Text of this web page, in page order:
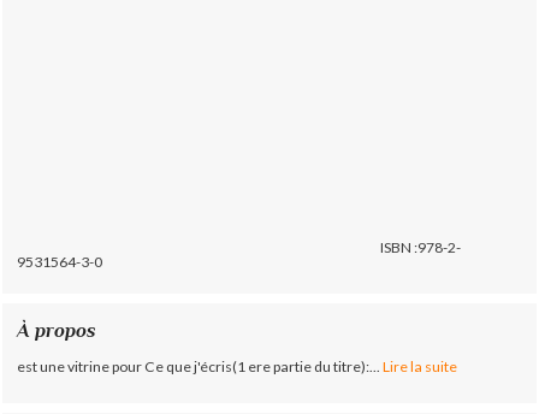
ISBN :978-2-
9531564-3-0
À propos
est une vitrine pour Ce que j'écris(1 ere partie du titre):... Lire la suite